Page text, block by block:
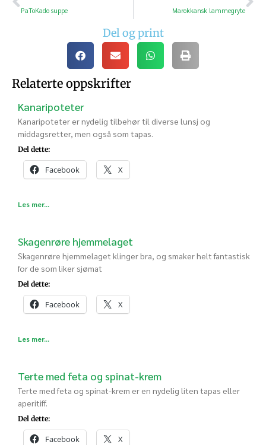
PaToKado suppe Marokkansk lammegryte
Del og print
Relaterte oppskrifter
Kanaripoteter
Kanaripoteter er nydelig tilbehør til diverse lunsj og
middagsretter, men også som tapas.
Del dette:
Facebook X
Les mer...
Skagenrøre hjemmelaget
Skagenrøre hjemmelaget klinger bra, og smaker helt fantastisk
for de som liker sjømat
Del dette:
Facebook X
Les mer...
Terte med feta og spinat-krem
Terte med feta og spinat-krem er en nydelig liten tapas eller
aperitiff.
Del dette:
Facebook X